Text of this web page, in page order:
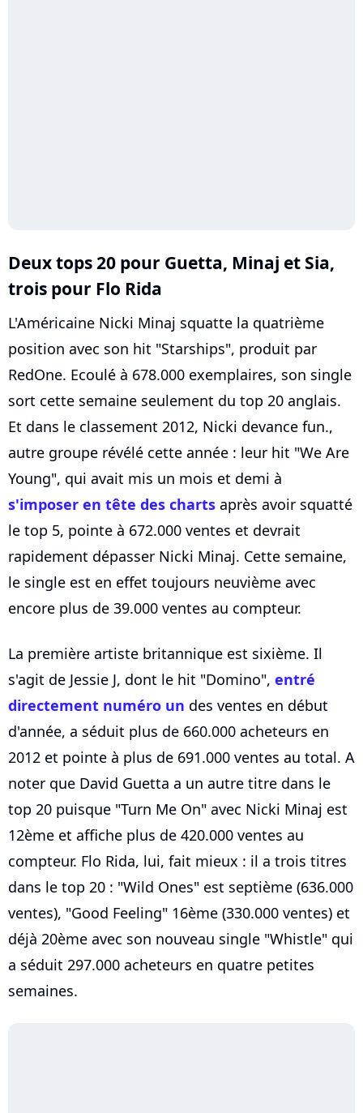
Deux tops 20 pour Guetta, Minaj et Sia,
trois pour Flo Rida
L'Américaine Nicki Minaj squatte la quatrième
position avec son hit "Starships", produit par
RedOne. Ecoulé à 678.000 exemplaires, son single
sort cette semaine seulement du top 20 anglais.
Et dans le classement 2012, Nicki devance fun.,
autre groupe révélé cette année : leur hit "We Are
Young", qui avait mis un mois et demi à
s'imposer en tête des charts après avoir squatté
le top 5, pointe à 672.000 ventes et devrait
rapidement dépasser Nicki Minaj. Cette semaine,
le single est en effet toujours neuvième avec
encore plus de 39.000 ventes au compteur.
La première artiste britannique est sixième. Il
s'agit de Jessie J, dont le hit "Domino", entré
directement numéro un des ventes en début
d'année, a séduit plus de 660.000 acheteurs en
2012 et pointe à plus de 691.000 ventes au total. A
noter que David Guetta a un autre titre dans le
top 20 puisque "Turn Me On" avec Nicki Minaj est
12ème et affiche plus de 420.000 ventes au
compteur. Flo Rida, lui, fait mieux : il a trois titres
dans le top 20 : "Wild Ones" est septième (636.000
ventes), "Good Feeling" 16ème (330.000 ventes) et
déjà 20ème avec son nouveau single "Whistle" qui
a séduit 297.000 acheteurs en quatre petites
semaines.